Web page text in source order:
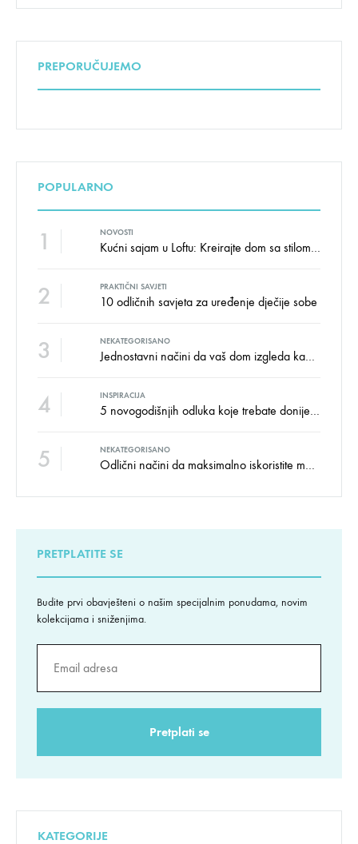
PREPORUČUJEMO
POPULARNO
1 NOVOSTI
Kućni sajam u Loftu: Kreirajte dom sa stilom i udobnošću uz velike uštede!
2 PRAKTIČNI SAVJETI
10 odličnih savjeta za uređenje dječije sobe
3 NEKATEGORISANO
Jednostavni načini da vaš dom izgleda kao salon namještaja
4 INSPIRACIJA
5 novogodišnjih odluka koje trebate donijeti u vezi izgleda doma
5 NEKATEGORISANO
Odlični načini da maksimalno iskoristite male prostore
PRETPLATITE SE
Budite prvi obavješteni o našim specijalnim ponudama, novim
kolekcijama i sniženjima.
KATEGORIJE